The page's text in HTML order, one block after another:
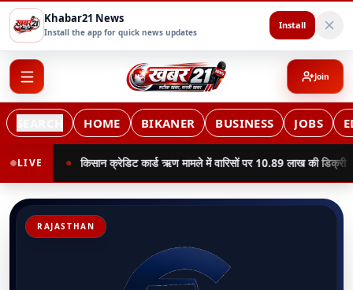
Khabar21 News
Install the app for quick news updates
Install
Join
HOME BIKANER BUSINESS JOBS
LIVE
कार्ड ऋण मामले में वारिसों पर 10.89 लाख की डिक्री नोखा में दुकान का
RAJASTHAN